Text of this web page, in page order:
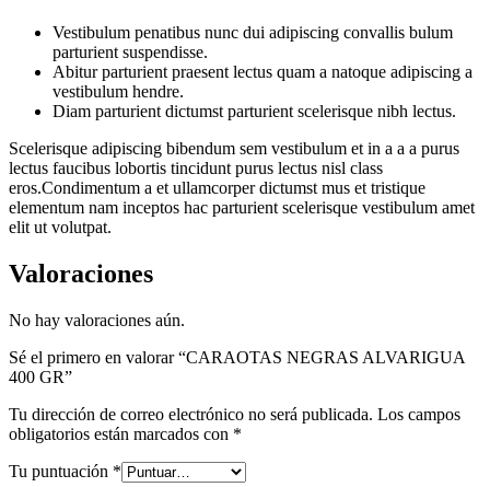
Vestibulum penatibus nunc dui adipiscing convallis bulum
parturient suspendisse.
Abitur parturient praesent lectus quam a natoque adipiscing a
vestibulum hendre.
Diam parturient dictumst parturient scelerisque nibh lectus.
Scelerisque adipiscing bibendum sem vestibulum et in a a a purus
lectus faucibus lobortis tincidunt purus lectus nisl class
eros.Condimentum a et ullamcorper dictumst mus et tristique
elementum nam inceptos hac parturient scelerisque vestibulum amet
elit ut volutpat.
Valoraciones
No hay valoraciones aún.
Sé el primero en valorar “CARAOTAS NEGRAS ALVARIGUA
400 GR”
Tu dirección de correo electrónico no será publicada. Los campos
obligatorios están marcados con *
Tu puntuación *